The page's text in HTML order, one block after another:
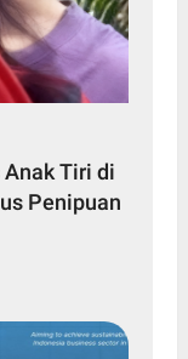
Tiri di
Penipuan